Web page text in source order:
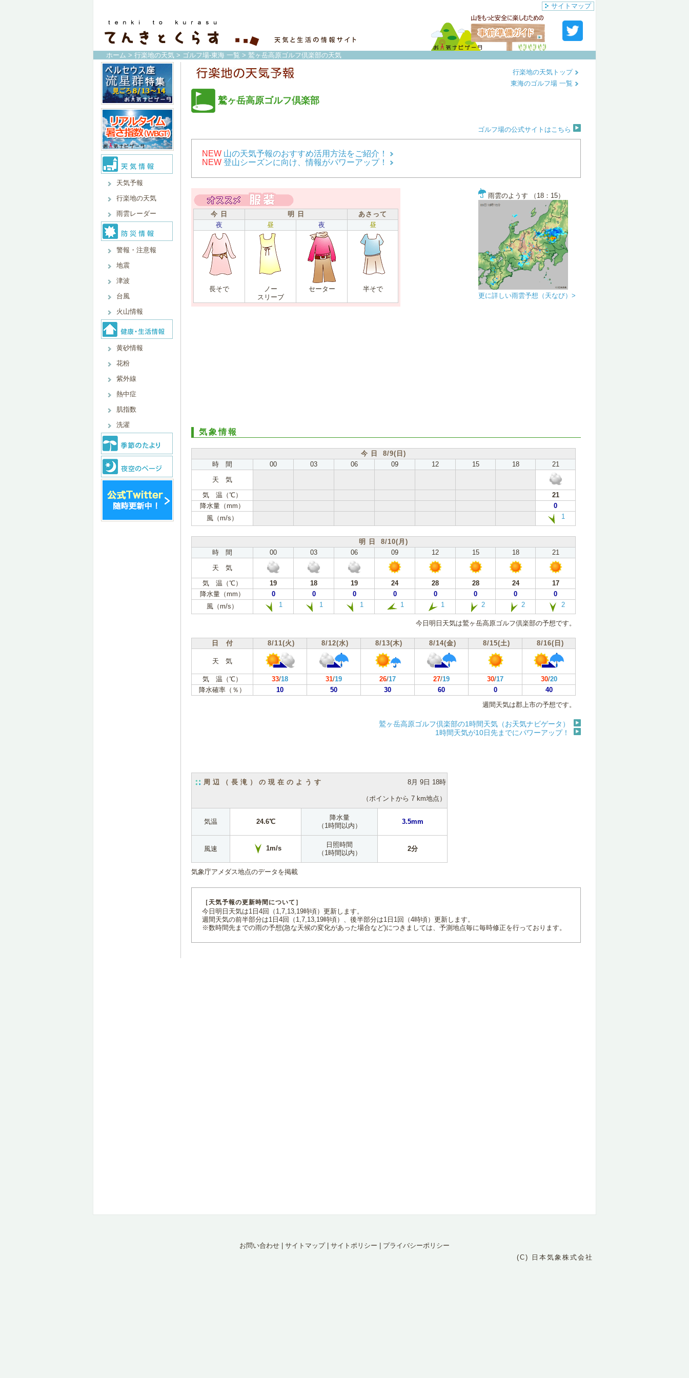
サイトマップ
ホーム > 行楽地の天気 > ゴルフ場-東海 一覧 > 鷲ヶ岳高原ゴルフ倶楽部の天気
天気予報
行楽地の天気
雨雲レーダー
警報・注意報
地震
津波
台風
火山情報
黄砂情報
花粉
紫外線
熱中症
肌指数
洗濯
鷲ヶ岳高原ゴルフ倶楽部
行楽地の天気トップ
東海のゴルフ場 一覧
ゴルフ場の公式サイトはこちら
NEW 山の天気予報のおすすめ活用方法をご紹介！
NEW 登山シーズンに向け、情報がパワーアップ！
今 日 明 日
あさって
夜
昼 夜 昼
長そで
ノー
スリーブ
セーター 半そで
雨雲のようす （18：15）
更に詳しい雨雲予想（天なび）>
気象情報
今 日 8/9(日)
時 間
00 03 06 09 12 15 18
21
天 気
気 温（℃）
21
降水量（mm）
0
風（m/s）
1
明 日 8/10(月)
時 間
00 03 06 09 12 15 18
21
天 気
気 温（℃）
19 18 19 24 28 28 24
17
降水量（mm）
0 0 0 0 0 0 0
0
風（m/s）
1 1 1 1 1 2 2 2
今日明日天気は鷲ヶ岳高原ゴルフ倶楽部の予想です。
日 付 8/11(火) 8/12(水) 8/13(木) 8/14(金) 8/15(土) 8/16(日)
天 気
気 温（℃） 33/18 31/19 26/17 27/19 30/17 30/20
降水確率（％）
10 50 30 60 0
40
週間天気は郡上市の予想です。
鷲ヶ岳高原ゴルフ倶楽部の1時間天気（お天気ナビゲータ）
1時間天気が10日先までにパワーアップ！
周辺（長滝）の現在のようす 8月 9日 18時
（ポイントから 7 km地点）
気温 24.6℃
降水量
（1時間以内）
3.5mm
風速 1m/s
日照時間
（1時間以内）
2分
気象庁アメダス地点のデータを掲載
［天気予報の更新時間について］
今日明日天気は1日4回（1,7,13,19時頃）更新します。
週間天気の前半部分は1日4回（1,7,13,19時頃）、後半部分は1日1回（4時頃）更新します。
※数時間先までの雨の予想(急な天候の変化があった場合など)につきましては、予測地点毎に毎時修正を行っております。
お問い合わせ サイトマップ| サイトポリシー
プライバシーポリシー
(C) 日本気象株式会社